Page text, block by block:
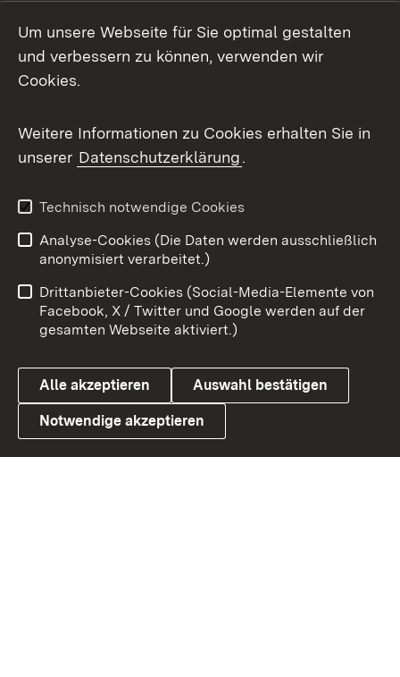
Facebook
X / Twitter
Youtube
Link zum Landesportal
Impressum
Kontakt
Barrierefreiheit
Datenschutz
Cookies
Um unsere Webseite für Sie optimal gestalten
und verbessern zu können, verwenden wir
Cookies.
Weitere Informationen zu Cookies erhalten Sie in
unserer Datenschutzerklärung.
Technisch notwendige Cookies
Analyse-Cookies (Die Daten werden ausschließlich
anonymisiert verarbeitet.)
Drittanbieter-Cookies (Social-Media-Elemente von
Facebook, X / Twitter und Google werden auf der
gesamten Webseite aktiviert.)
Alle akzeptieren Auswahl bestätigen
Notwendige akzeptieren